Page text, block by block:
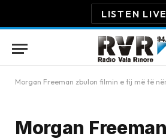
LISTEN LIVE
Morgan